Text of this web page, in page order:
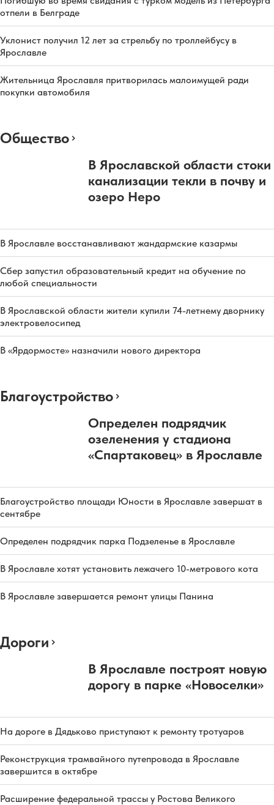
отпели в Белграде
Уклонист получил 12 лет за стрельбу по троллейбусу в
Ярославле
Жительница Ярославля притворилась малоимущей ради
покупки автомобиля
Общество
В Ярославской области стоки
канализации текли в почву и
озеро Неро
В Ярославле восстанавливают жандармские казармы
Сбер запустил образовательный кредит на обучение по
любой специальности
В Ярославской области жители купили 74-летнему дворнику
электровелосипед
В «Ярдормосте» назначили нового директора
Благоустройство
Определен подрядчик
озеленения у стадиона
«Спартаковец» в Ярославле
Благоустройство площади Юности в Ярославле завершат в
сентябре
Определен подрядчик парка Подзеленье в Ярославле
В Ярославле хотят установить лежачего 10-метрового кота
В Ярославле завершается ремонт улицы Панина
Дороги
В Ярославле построят новую
дорогу в парке «Новоселки»
На дороге в Дядьково приступают к ремонту тротуаров
Реконструкция трамвайного путепровода в Ярославле
завершится в октябре
Расширение федеральной трассы у Ростова Великого